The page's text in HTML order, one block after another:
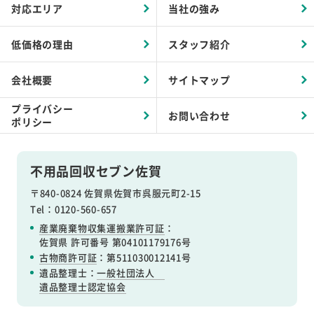
不用品回収セブン佐賀
〒840-0824 佐賀県佐賀市呉服元町2-15
Tel：0120-560-657
産業廃棄物収集運搬業許可証 ：
佐賀県 許可番号 第04101179176号
古物商許可証 ：第511030012141号
遺品整理士：一般社団法人
遺品整理士認定協会
対応エリア 当社の強み
低価格の理由 スタッフ紹介
会社概要 サイトマップ
プライバシー
ポリシー
お問い合わせ